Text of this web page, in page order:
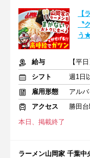
【
〝
う
給与
シフト
雇用形態
アル
アクセス
勝田台
本日、掲載終了
ラーメン山岡家 千葉中